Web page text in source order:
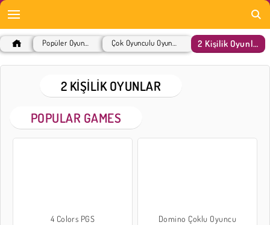
2 Kişilik Oyunlar
2 KIŞILIK OYUNLAR
POPULAR GAMES
4 Colors PGS Domino Çoklu Oyuncu